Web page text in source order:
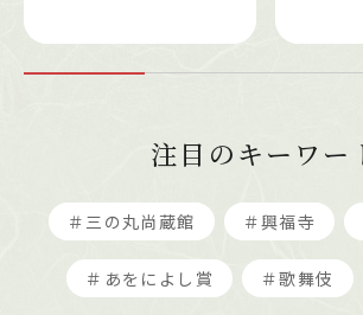
注目のキーワー
＃三の丸尚蔵館 ＃興福寺
＃あをによし賞 ＃歌舞伎